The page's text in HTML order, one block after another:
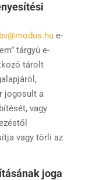
e-
tárgyú e-
tárolt
jogosult a
vagy
vagy törli az
joga